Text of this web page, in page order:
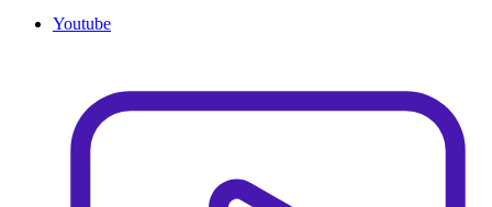
Youtube